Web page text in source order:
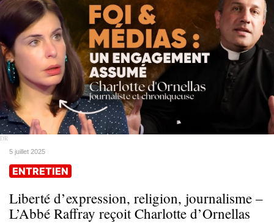
DR
5 juillet 2025
ENTRETIEN
Liberté d’expression, religion, journalisme –
L’Abbé Raffray reçoit Charlotte d’Ornellas